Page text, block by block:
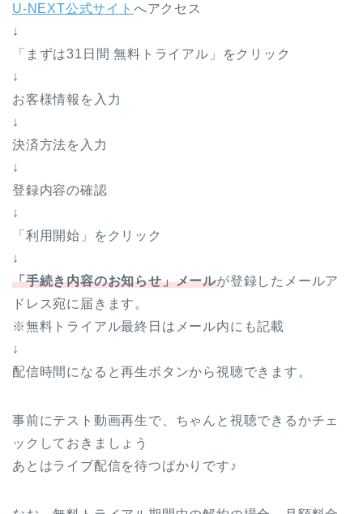
U-NEXT公式サイト へアクセス
↓
「まずは31日間 無料トライアル」をクリック
↓
お客様情報を入力
↓
決済方法を入力
↓
登録内容の確認
↓
「利用開始」をクリック
↓
「手続き内容のお知らせ」メールが登録したメールア
ドレス宛に届きます。
※無料トライアル最終日はメール内にも記載
↓
配信時間になると再生ボタンから視聴できます。
事前にテスト動画再生で、ちゃんと視聴できるかチェ
ックしておきましょう
あとはライブ配信を待つばかりです♪